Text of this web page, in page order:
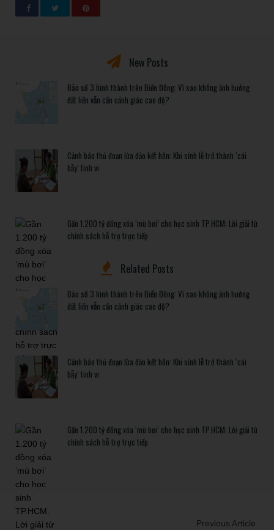
New Posts
Bão số 3 hình thành trên Biển Đông: Vì sao không ảnh hưởng
đất liền vẫn cần cảnh giác cao độ?
Cảnh báo thủ đoạn lừa đảo kết hôn: Khi sính lễ trở thành ‘cái
bẫy’ tinh vi
Gần 1.200 tỷ đồng xóa ‘mù bơi’ cho học sinh TP.HCM: Lời giải từ
chính sách hỗ trợ trực tiếp
Related Posts
Bão số 3 hình thành trên Biển Đông: Vì sao không ảnh hưởng
đất liền vẫn cần cảnh giác cao độ?
Cảnh báo thủ đoạn lừa đảo kết hôn: Khi sính lễ trở thành ‘cái
bẫy’ tinh vi
Gần 1.200 tỷ đồng xóa ‘mù bơi’ cho học sinh TP.HCM: Lời giải từ
chính sách hỗ trợ trực tiếp
Previous Article